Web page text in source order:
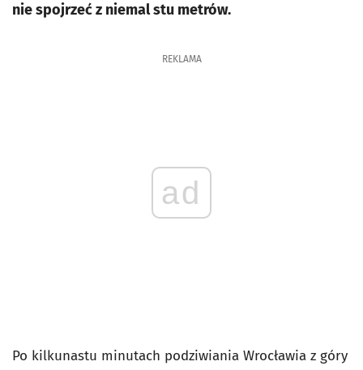
nie spojrzeć z niemal stu metrów.
REKLAMA
ad
Po kilkunastu minutach podziwiania Wrocławia z góry